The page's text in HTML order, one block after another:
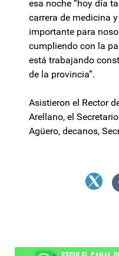
esa noche “hoy día
carrera de medicina
importante para
cumpliendo con la
está trabajando
de la provincia”.
Asistieron el Rector
Arellano, el
Agüero, decanos,